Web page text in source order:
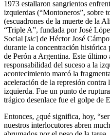
1973 estallaron sangrientos
izquierdas (“Montoneros”, sobre
(escuadrones de la muerte de la
“Triple A”, fundada por José
Social [sic] de Héctor José
durante la concentración histórica
de Perón a Argentina. Este último
responsabilidad del suceso a la
acontecimiento marcó la
aceleración de la represión contra
izquierda. Fue un punto de
trágico desenlace fue el golpe de
Entonces, ¿qué significa, hoy,
nuestros interlocutores abren